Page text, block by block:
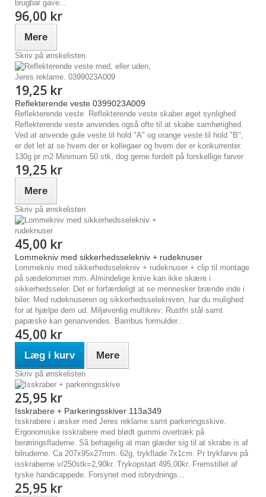
brugbar gave...
96,00 kr
Mere
Skriv på ønskelisten
19,25 kr
Reflekterende veste 0399023A009
Reflekterende veste Reflekterende veste skaber øget synlighed
Reflekterende veste anvendes også ofte til at skabe samhørighed.
Ved at anvende gule veste til hold "A" og orange veste til hold "B",
er det let at se hvem der er kollegaer og hvem der er konkurrenter.
130g pr m2 Minimum 50 stk, dog gerne fordelt på forskellige farver
19,25 kr
Mere
Skriv på ønskelisten
45,00 kr
Lommekniv med sikkerhedsselekniv + rudeknuser
Lommekniv med sikkerhedsselekniv + rudeknuser + clip til montage
på sædelommer mm. Almindelige knive kan ikke skære i
sikkerhedsseler. Det er forfærdeligt at se mennesker brænde inde i
biler. Med rudeknuseren og sikkerhedsselekniven, har du mulighed
for at hjælpe dem ud. Miljøvenlig multikniv: Rustfri stål samt
papæske kan genanvendes. Bambus formulder...
45,00 kr
Læg i kurv Mere
Skriv på ønskelisten
25,95 kr
Isskrabere + Parkeringsskiver 113a349
Isskrabere i æsker med Jeres reklame samt parkeringsskive.
Ergonomiske isskrabere med blødt gummi overtræk på
berøringsfladerne. Så behagelig at man glæder sig til at skrabe is af
bilruderne. Ca 207x95x27mm. 62g, trykflade 7x1cm. Pr trykfarve på
isskraberne v/250stk=2,90kr. Trykopstart 495,00kr. Fremstillet af
tyske handicappede. Forsynet med isbrydnings...
25,95 kr